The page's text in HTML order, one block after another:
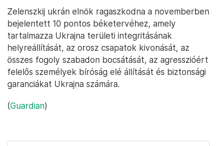
Zelenszkij ukrán elnök ragaszkodna a novemberben
bejelentett 10 pontos béketervéhez, amely
tartalmazza Ukrajna területi integritásának
helyreállítását, az orosz csapatok kivonását, az
összes fogoly szabadon bocsátását, az agresszióért
felelős személyek bíróság elé állítását és biztonsági
garanciákat Ukrajna számára.
(Guardian)